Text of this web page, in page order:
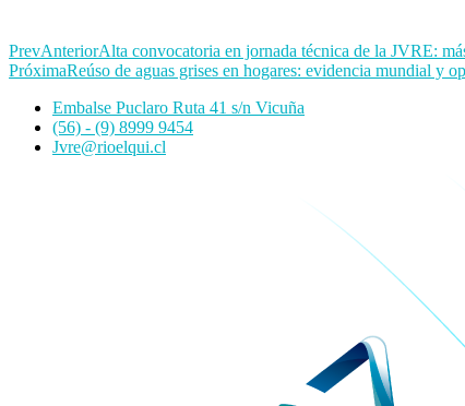
PrevAnteriorAlta convocatoria en jornada técnica de la JVRE:
PróximaReúso de aguas grises en hogares: evidencia mundial y
Embalse Puclaro Ruta 41 s/n Vicuña
(56) - (9) 8999 9454
Jvre@rioelqui.cl